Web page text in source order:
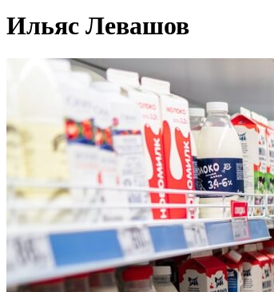
Ильяс Левашов